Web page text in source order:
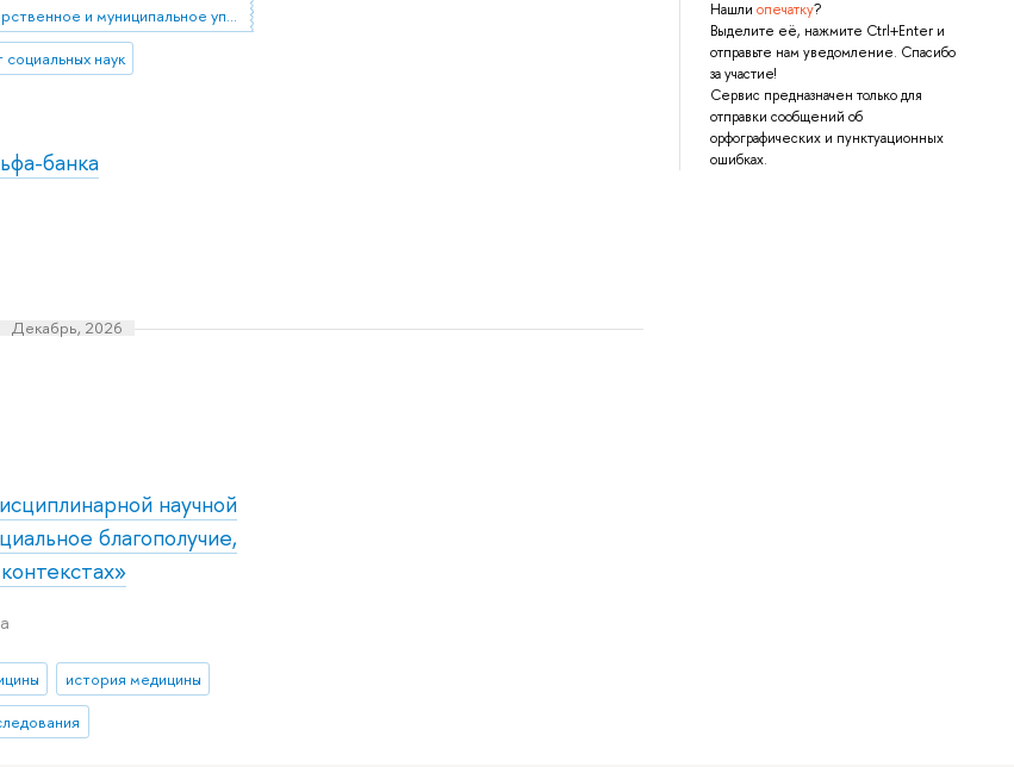
Нашли опечатку?
Выделите её, нажмите Ctrl+Enter и
отправьте нам уведомление. Спасибо
за участие!
Сервис предназначен только для
отправки сообщений об
орфографических и пунктуационных
ошибках.
государственное и муниципальное управление
социальных наук
банка
Декабрь, 2026
научной
благополучие,
история медицины